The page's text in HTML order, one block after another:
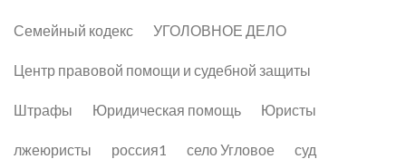
Семейный кодекс УГОЛОВНОЕ ДЕЛО
Центр правовой помощи и судебной защиты
Штрафы Юридическая помощь Юристы
лжеюристы россия1 село Угловое суд